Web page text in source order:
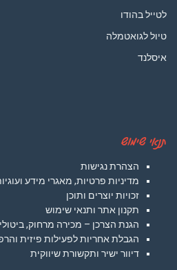
לטייל בהודו
טיול לגואטמלה
איסלנד
תנאי שימוש
הצהרת נגישות
מדיניות פרטיות, מאגרי מידע
זכויות יוצרים ותוכן
תקנון אתר ותנאי שימוש
הגנת הצרכן – מכירה מרחוק,
הגבלת אחריות לפעילות פיזית
דיוור ישיר ותקשורת שיווקית